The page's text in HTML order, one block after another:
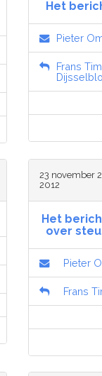
Het
Pieter
Frans
23 november
2012
Het
over
Pieter
Frans